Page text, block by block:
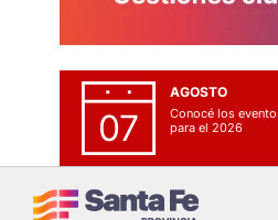
07
AGOSTO
Conocé los
para el 2026